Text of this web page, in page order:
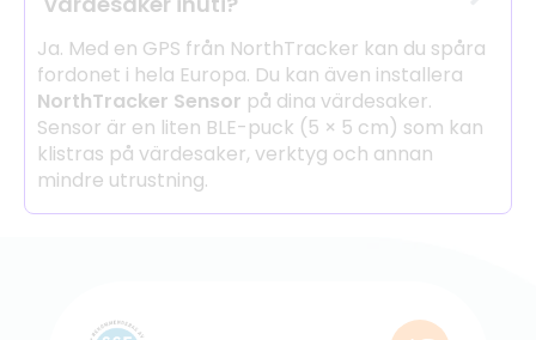
Ja. Med en GPS från NorthTracker kan du spåra
fordonet i hela Europa. Du kan även installera
NorthTracker Sensor på dina värdesaker.
Sensor är en liten BLE-puck (5 × 5 cm) som kan
klistras på värdesaker, verktyg och annan
mindre utrustning.